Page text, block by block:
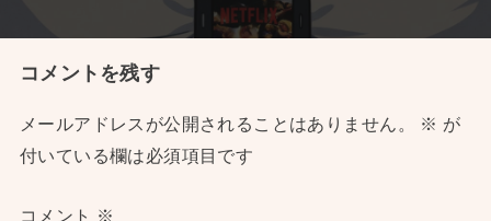
コメントを残す
メールアドレスが公開されることはありません。 ※ が
付いている欄は必須項目です
コメント ※